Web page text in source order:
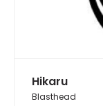
Hikaru
Blasthead